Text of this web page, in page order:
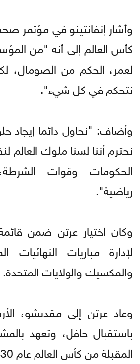
وأشار إنفانتينو في مؤتمر
كأس العالم إلى أنه "من
لعمر، الحكم من الصومال،
نتحكم في كل شيء".
وأضاف: "نحاول دائما إيجاد
نحترم أننا لسنا ملوك العالم
الحكومات وقوات
رياضية".
لإدارة مباريات النهائيات
والمكسيك والولايات المتحدة.
وعاد عرتن إلى مقديشو،
باستقبال حافل، وتعهد
المقبلة من كأس العالم عام 2030.